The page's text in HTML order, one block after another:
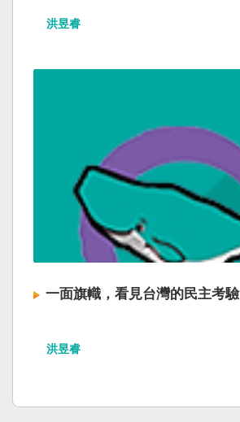
洪昱睿
一面旗幟，看見台灣的民主考驗
洪昱睿